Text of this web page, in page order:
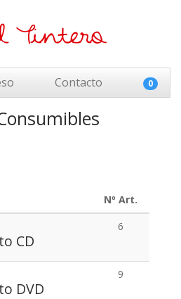
Contacto 0
Nº Art.
CD
6
DVD
9